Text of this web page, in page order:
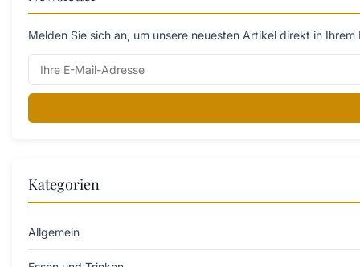
Melden Sie sich an, um unsere neuesten Artikel direkt in
Kategorien
Allgemein